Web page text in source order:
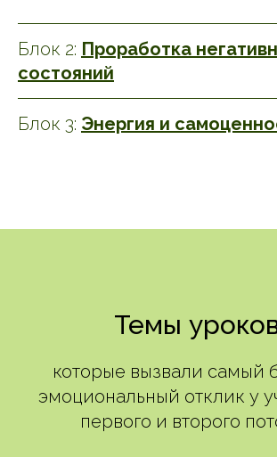
Блок 2: Проработка
состояний
Блок 3: Энергия и
Темы
которые вызвали самый
эмоциональный отклик у
первого и второго